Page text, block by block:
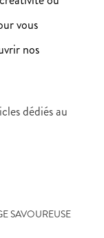
vous
nos
dédiés au
SAVOUREUSE